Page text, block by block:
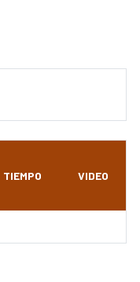
TIEMPO VIDEO